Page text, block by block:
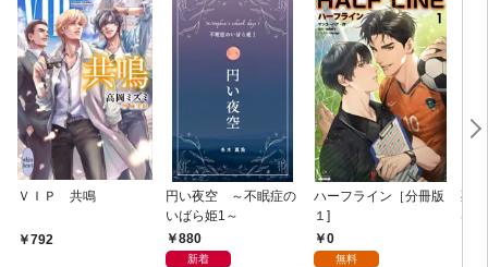
ＶＩＰ 共鳴
792
円い夜空 ～不眠症の
いばら姫1～
880
新着
ハーフライン［分冊版
１]
0
無料
死
は